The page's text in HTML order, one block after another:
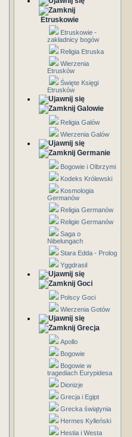
Etruskowie
Etruskowie -
zakładnicy bogów
Religia Etruska
Wierzenia
Etrusków
Święte Księgi
Etrusków
Galowie
Religia Galów
Wierzenia Galów
Germanie
Bogowie i Olbrzymi
Kodeks Królewski
Kosmologia
Germanów
Religia Germanów
Religie Germanów
Saga o
Nibelungach
Stara Edda - Prolog
Yggdrasil
Goci
Polscy Goci
Wierzenia Gotów
Grecja
Apollo
Bogowie
Bogowie w
tragediach Eurypidesa
Dionizje
Grecja i Egipt
Grecka świątynia
Hermes Kylleński
Hestia i Westa